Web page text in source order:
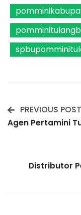
Post
PREVIOUS POST
Agen Pertamini
Distributor